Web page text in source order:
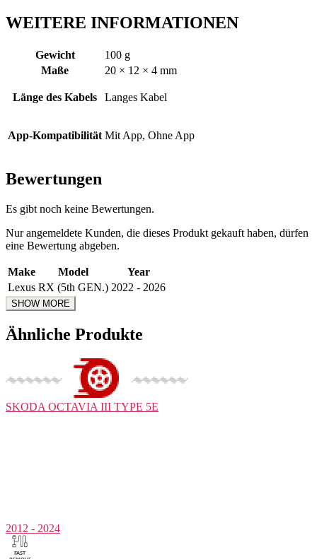
WEITERE INFORMATIONEN
Gewicht
100 g
Maße
20 × 12 × 4 mm
Länge des Kabels Langes Kabel
App-Kompatibilität Mit App, Ohne App
Bewertungen
Es gibt noch keine Bewertungen.
Nur angemeldete Kunden, die dieses Produkt gekauft haben, dürfen
eine Bewertung abgeben.
Make Model
Year
Lexus RX (5th GEN.) 2022 - 2026
Ähnliche Produkte
SKODA OCTAVIA III TYPE 5E
2012 - 2024